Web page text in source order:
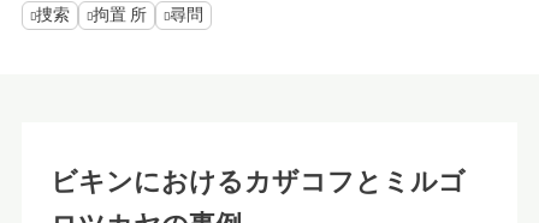
捜索 拘置 所 尋問
ビキンにおけるカザコフとミルゴ